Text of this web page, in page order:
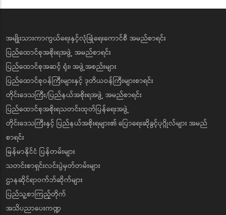
အမျိုးသားကာကွယ်ရေးနှင့်လုံခြုံရေးကောင်စီ အမည်စာရင်း
ပြည်ထောင်စုအစိုးရအဖွဲ့ အမည်စာရင်း
ပြည်ထောင်စုအဆင့် ရုံး၊ အဖွဲ့အစည်းများ
ပြည်ထောင်စုဝန်ကြီးများနှင့် ဒုတိယဝန်ကြီးများစာရင်း
တိုင်းဒေသကြီး/ပြည်နယ်အစိုးရအဖွဲ့ အမည်စာရင်း
ပြည်ထောင်စုအစိုးရသတင်းထုတ်ပြန်ရေးအဖွဲ့
တိုင်းဒေသကြီးနှင့် ပြည်နယ်အစိုးရများ၏ ပြောရေးဆိုခွင့်ပုဂ္ဂိုလ်များ အမည်
စာရင်း
မြန်မာနိုင်ငံ ပြန်တမ်းများ
သတင်းစာရှင်းလင်းပွဲမှတ်တမ်းများ
ဌာနဆိုင်ရာဝက်ဘ်ဆိုက်များ
ပြည်သူ့စာကြည့်တိုက်
အသိပညာပေးကဏ္ဍ